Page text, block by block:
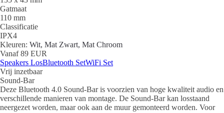
Gatmaat
110 mm
Classificatie
IPX4
Kleuren: Wit, Mat Zwart, Mat Chroom
Vanaf 89 EUR
Speakers LosBluetooth SetWiFi Set
Vrij inzetbaar
Sound-Bar
Deze Bluetooth 4.0 Sound-Bar is voorzien van hoge kwaliteit audio en
verschillende manieren van montage. De Sound-Bar kan losstaand
neergezet worden, maar ook aan de muur gemonteerd worden. Voor